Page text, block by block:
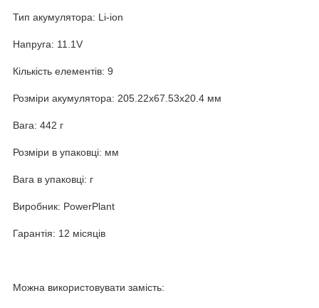
Тип акумулятора: Li-ion
Напруга: 11.1V
Кількість елементів: 9
Розміри акумулятора: 205.22x67.53x20.4 мм
Вага: 442 г
Розміри в упаковці: мм
Вага в упаковці: г
Виробник: PowerPlant
Гарантія: 12 місяців
Можна використовувати замість: